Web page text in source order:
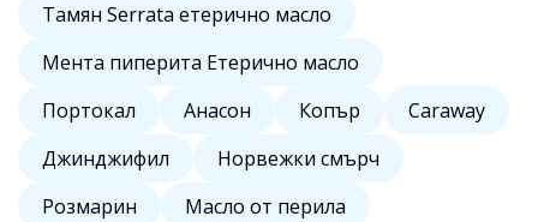
Тамян Serrata етерично масло
Мента пиперита Етерично масло
Портокал
Анасон Копър
Caraway
Джинджифил
Норвежки смърч
Розмарин
Масло от перила